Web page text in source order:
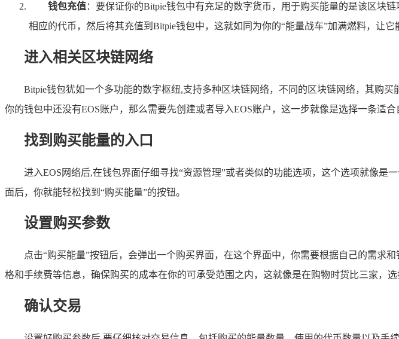
钱包充值：要保证你的Bitpie钱包中有充足的数字货币，用于购买能量的是该区块
相应的代币，然后将其充值到Bitpie钱包中，这就如同为你的“能量战车”加满燃料，让它
进入相关区块链网络
Bitpie钱包犹如一个多功能的数字枢纽,支持多种区块链网络，不同的区块链网络，其购
你的钱包中还没有EOS账户，那么需要先创建或者导入EOS账户，这一步就像是选择一条适
找到购买能量的入口
进入EOS网络后,在钱包界面仔细寻找“资源管理”或者类似的功能选项，这个选项就像
面后，你就能轻松找到“购买能量”的按钮。
设置购买参数
点击“购买能量”按钮后，会弹出一个购买界面，在这个界面中，你需要根据自己的需求
格和手续费等信息，确保购买的成本在你的可承受范围之内，这就像是在购物时货比三家，选
确认交易